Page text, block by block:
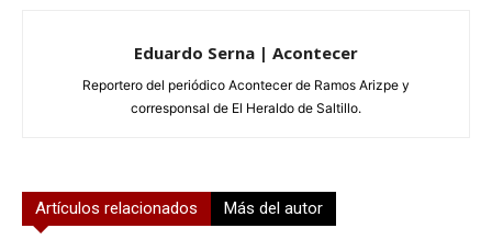
Eduardo Serna | Acontecer
Reportero del periódico Acontecer de Ramos Arizpe y
corresponsal de El Heraldo de Saltillo.
Artículos relacionados Más del autor